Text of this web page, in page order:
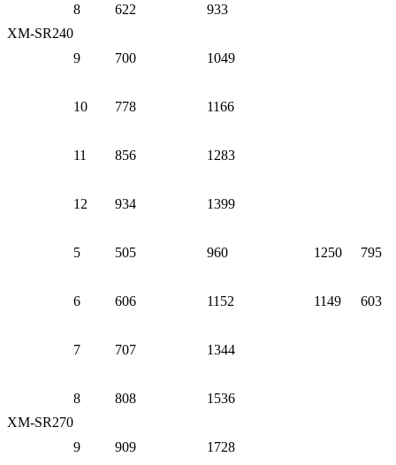
XM-SR240
8 622 933
9 700 1049
10 778 1166
11 856 1283
12 934 1399
XM-SR270
5 505 960 1250 795
6 606 1152 1149 603
7 707 1344
8 808 1536
9 909 1728